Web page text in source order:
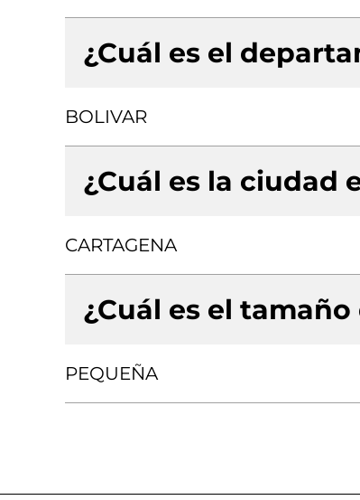
¿Cuál es el
BOLIVAR
¿Cuál es la ciudad
CARTAGENA
¿Cuál es el
PEQUEÑA